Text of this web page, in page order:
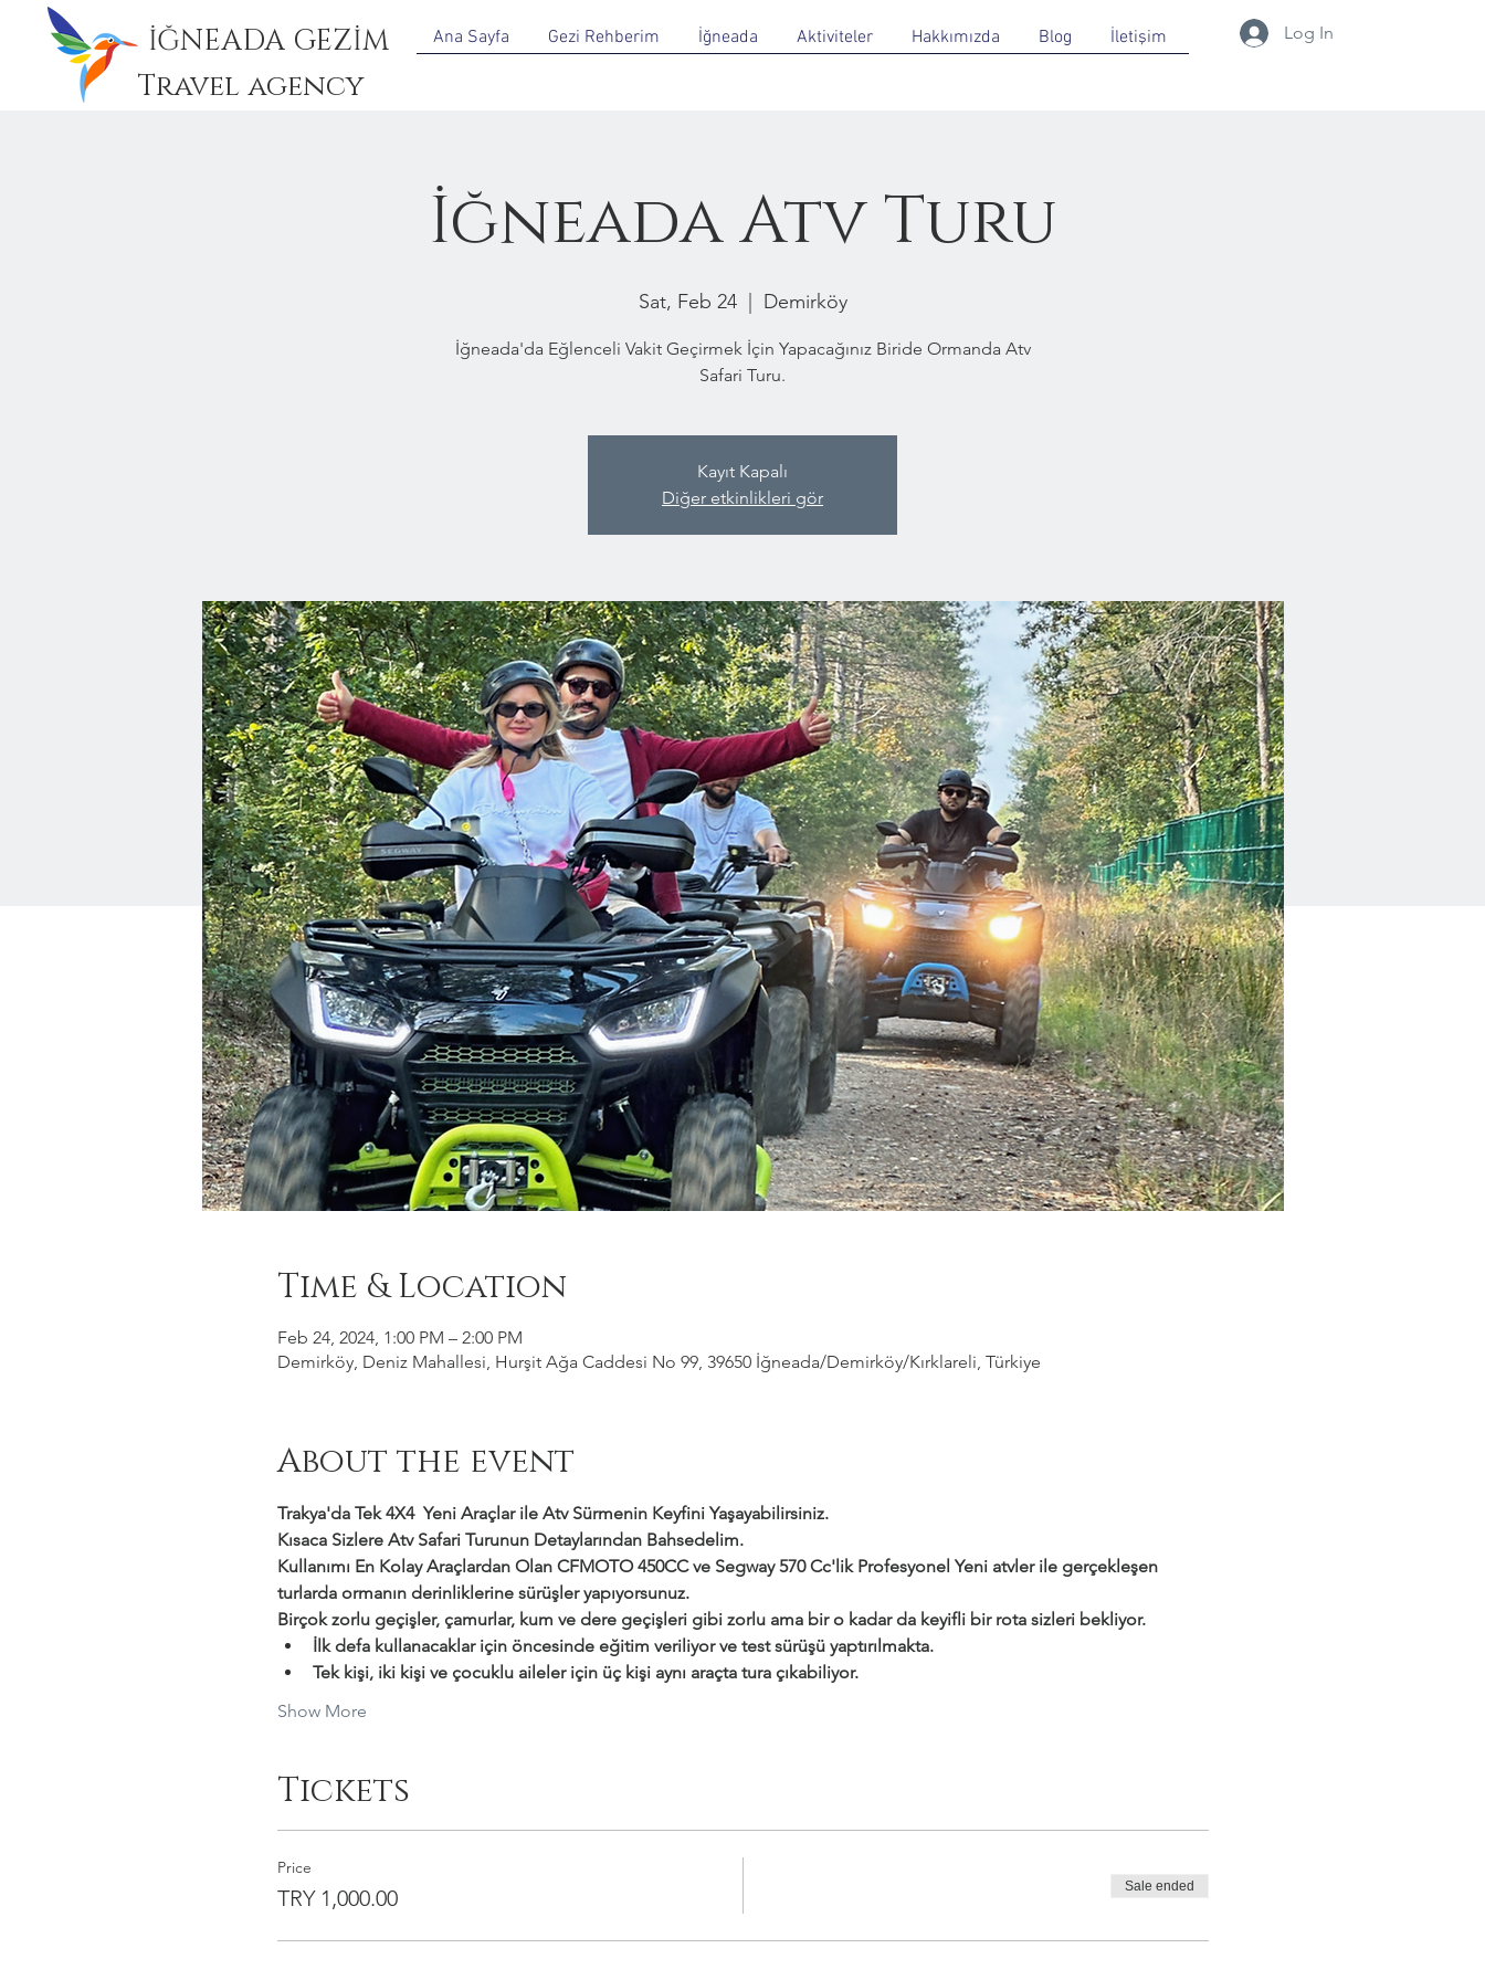
İĞNEADA GEZİM
Travel agency
Ana Sayfa Gezi Rehberim İğneada Aktiviteler Hakkımızda Blog İletişim Log In
İğneada Atv Turu
Sat, Feb 24
  |
Demirköy
İğneada'da Eğlenceli Vakit Geçirmek İçin Yapacağınız Biride Ormanda Atv
Safari Turu.
Kayıt Kapalı
Diğer etkinlikleri gör
Time & Location
Feb 24, 2024, 1:00 PM – 2:00 PM
Demirköy, Deniz Mahallesi, Hurşit Ağa Caddesi No 99, 39650 İğneada/Demirköy/Kırklareli, Türkiye
About the event
Trakya'da Tek 4X4  Yeni Araçlar ile Atv Sürmenin Keyfini Yaşayabilirsiniz.
Kısaca Sizlere Atv Safari Turunun Detaylarından Bahsedelim.
Kullanımı En Kolay Araçlardan Olan CFMOTO 450CC ve Segway 570 Cc'lik Profesyonel Yeni atvler ile gerçekleşen
turlarda ormanın derinliklerine sürüşler yapıyorsunuz.
Birçok zorlu geçişler, çamurlar, kum ve dere geçişleri gibi zorlu ama bir o kadar da keyifli bir rota sizleri bekliyor.
İlk defa kullanacaklar için öncesinde eğitim veriliyor ve test sürüşü yaptırılmakta.
Tek kişi, iki kişi ve çocuklu aileler için üç kişi aynı araçta tura çıkabiliyor.
Show More
Tickets
Price
TRY 1,000.00 Sale ended